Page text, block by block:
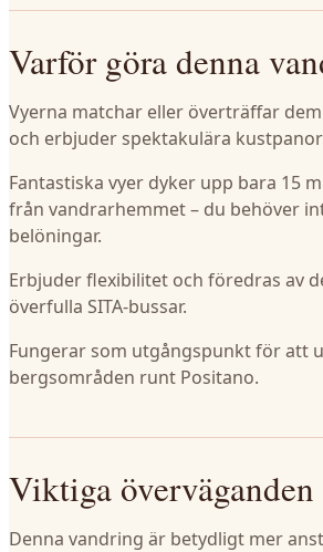
Varför göra denna
Vyerna matchar eller överträffar
och erbjuder spektakulära
Fantastiska vyer dyker upp bara 15
från vandrarhemmet – du behöver
belöningar.
Erbjuder flexibilitet och föredras av
överfulla SITA-bussar.
Fungerar som utgångspunkt för att
bergsområden runt Positano.
Viktiga överväganden
Denna vandring är betydligt mer